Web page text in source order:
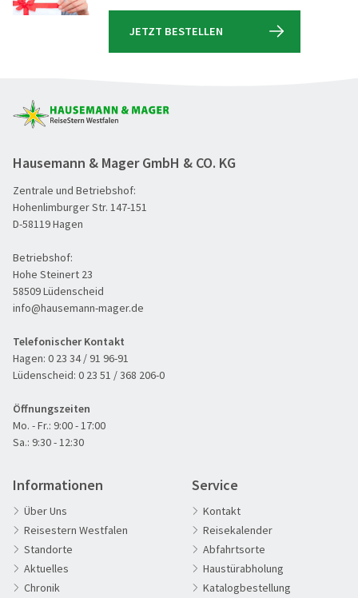
60plus Reisen
©dudlajzov - stock.adobe.com
JETZT BESTELLEN
Hausemann & Mager GmbH & CO. KG
Zentrale und Betriebshof:
Hohenlimburger Str. 147-151
D-58119 Hagen
Betriebshof:
Hohe Steinert 23
58509 Lüdenscheid
info@hausemann-mager.de
Telefonischer Kontakt
Hagen: 0 23 34 / 91 96-91
Lüdenscheid: 0 23 51 / 368 206-0
Öffnungszeiten
Mo. - Fr.: 9:00 - 17:00
Sa.: 9:30 - 12:30
Informationen
Über Uns
Reisestern Westfalen
Standorte
Aktuelles
Chronik
Service
Kontakt
Reisekalender
Abfahrtsorte
Haustürabholung
Katalogbestellung